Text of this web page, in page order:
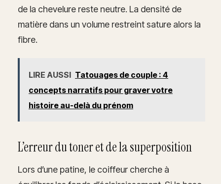
de la chevelure reste neutre. La densité de
matière dans un volume restreint sature alors la
fibre.
LIRE AUSSI Tatouages de couple : 4
concepts narratifs pour graver votre
histoire au-delà du prénom
L’erreur du toner et de la superposition
Lors d’une patine, le coiffeur cherche à